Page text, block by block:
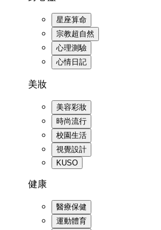
星座算命
宗教超自然
心理測驗
心情日記
美妝
美容彩妝
時尚流行
校園生活
視覺設計
KUSO
健康
醫療保健
運動體育